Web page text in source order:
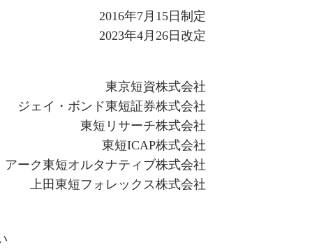
2016年7月15日制定
2023年4月26日改定
東京短資株式会社
ジェイ・ボンド東短証券株式会社
東短リサーチ株式会社
東短ICAP株式会社
アーク東短オルタナティブ株式会社
上田東短フォレックス株式会社